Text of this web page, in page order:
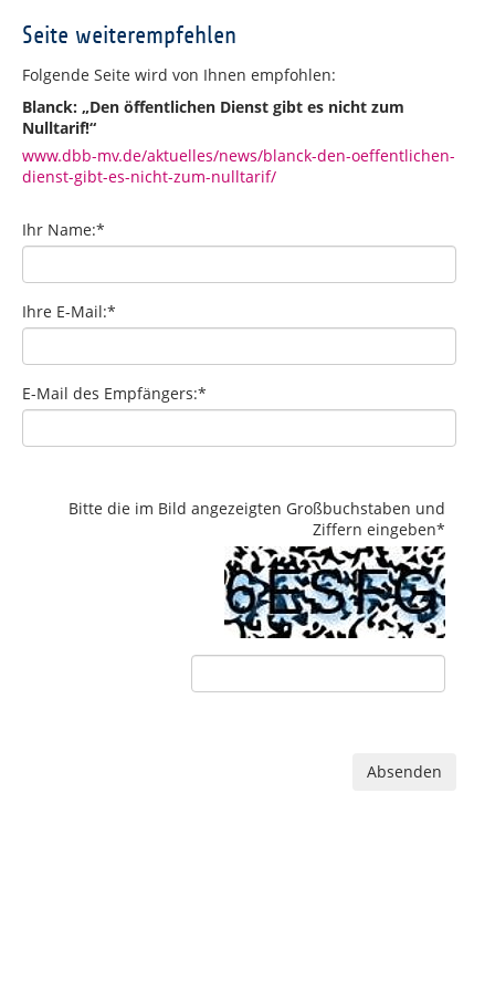
Seite weiterempfehlen
Folgende Seite wird von Ihnen empfohlen:
Blanck: „Den öffentlichen Dienst gibt es nicht zum
Nulltarif!“
www.dbb-mv.de/aktuelles/news/blanck-den-oeffentlichen-
dienst-gibt-es-nicht-zum-nulltarif/
Ihr Name:*
Ihre E-Mail:*
E-Mail des Empfängers:*
Bitte die im Bild angezeigten Großbuchstaben und
Ziffern eingeben*
Absenden